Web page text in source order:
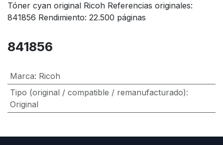
Tóner cyan original Ricoh Referencias originales:
841856 Rendimiento: 22.500 páginas
841856
Marca: Ricoh
Tipo (original / compatible / remanufacturado):
Original